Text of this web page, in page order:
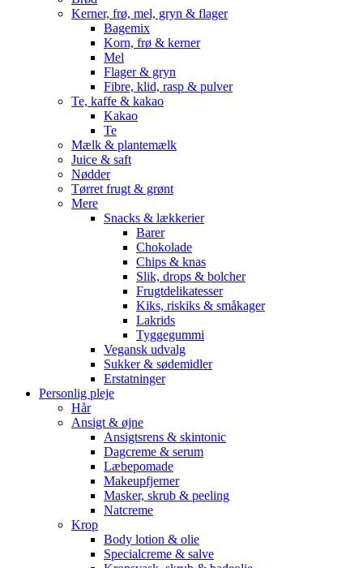
Kerner, frø, mel, gryn & flager
Bagemix
Korn, frø & kerner
Mel
Flager & gryn
Fibre, klid, rasp & pulver
Te, kaffe & kakao
Kakao
Te
Mælk & plantemælk
Juice & saft
Nødder
Tørret frugt & grønt
Mere
Snacks & lækkerier
Barer
Chokolade
Chips & knas
Slik, drops & bolcher
Frugtdelikatesser
Kiks, riskiks & småkager
Lakrids
Tyggegummi
Vegansk udvalg
Sukker & sødemidler
Erstatninger
Personlig pleje
Hår
Ansigt & øjne
Ansigtsrens & skintonic
Dagcreme & serum
Læbepomade
Makeupfjerner
Masker, skrub & peeling
Natcreme
Krop
Body lotion & olie
Specialcreme & salve